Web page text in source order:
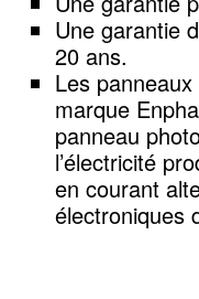
Une garantie
20 ans.
Les
marque
panneau
l’électricité
en courant
électroniques